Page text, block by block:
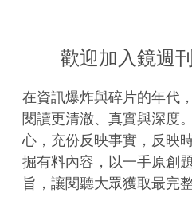
歡迎加入鏡週
在資訊爆炸與碎片的年代
閱讀更清澈、真實與深度
心，充份反映事實，反映
掘有料內容，以一手原創
旨，讓閱聽大眾獲取最完